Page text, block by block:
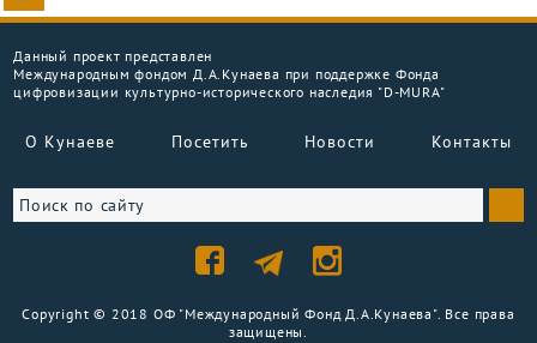
Данный проект представлен
Международным фондом Д.А.Кунаева при поддержке Фонда
цифровизации культурно-исторического наследия "D-MURA"
О Кунаеве Посетить Новости Контакты
Copyright © 2018 ОФ "Международный Фонд Д.А.Кунаева". Все права
защищены.